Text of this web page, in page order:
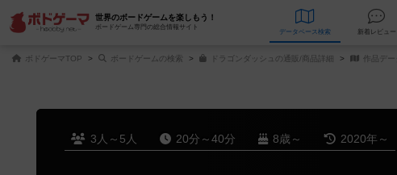
世界のボードゲームを楽しもう！
ボードゲーム専門の総合情報サイト
データベース 検索
ボドゲーマTOP ボードゲームの検索 ドラゴンダッシュの通販/商品詳細 作品デー
3人～5人 20分～40分 8歳～ 2020年～